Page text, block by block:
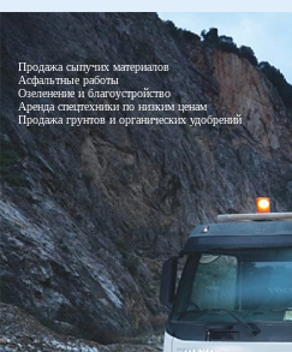
Продажа сыпучих материалов
Асфальтные работы
Озеленение и благоустройство
Аренда спецтехники по низким ценам
Продажа грунтов и органических удобрений